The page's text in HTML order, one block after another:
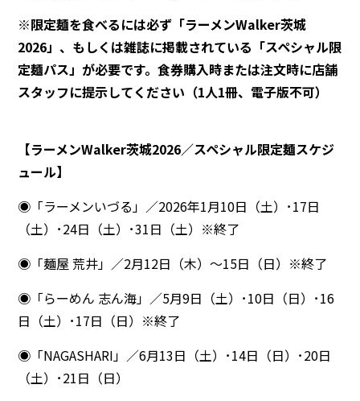
※限定麺を食べるには必ず「ラーメンWalker茨城
2026」、もしくは雑誌に掲載されている「スペシャル限
定麺パス」が必要です。食券購入時または注文時に店舗
スタッフに提示してください（1人1冊、電子版不可）
【ラーメンWalker茨城2026／スペシャル限定麺スケジ
ュール】
◉「ラーメンいづる」／2026年1月10日（土）･17日
（土）･24日（土）･31日（土）※終了
◉「麺屋 荒井」／2月12日（木）～15日（日）※終了
◉「らーめん 志ん海」／5月9日（土）･10日（日）･16
日（土）･17日（日）※終了
◉「NAGASHARI」／6月13日（土）･14日（日）･20日
（土）･21日（日）